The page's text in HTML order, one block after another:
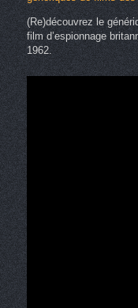
(Re)découvrez le
film d’espionnage
1962.